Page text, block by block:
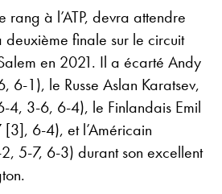
rang à l’ATP, devra attendre
finale sur le circuit
en 2021. Il a écarté Andy
1), le Russe Aslan Karatsev,
4, 3-6, 6-4), le Finlandais Emil
[3], 6-4), et l’Américain
5-7, 6-3) durant son excellent